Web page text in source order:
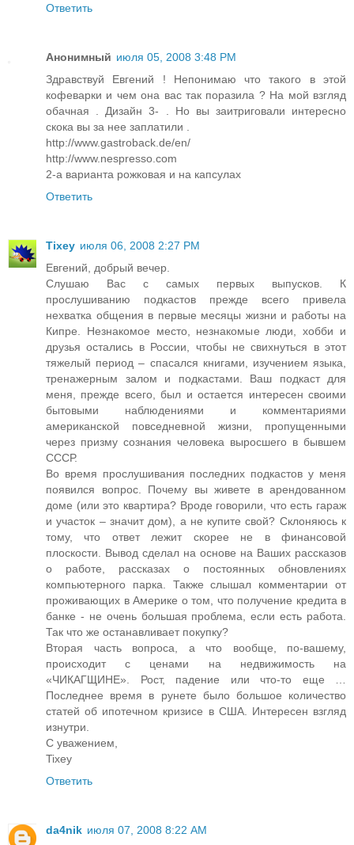
Ответить
Анонимный июля 05, 2008 3:48 PM
Здравствуй Евгений ! Непонимаю что такого в этой
кофеварки и чем она вас так поразила ? На мой взгляд
обачная . Дизайн 3- . Но вы заитриговали интересно
скока вы за нее заплатили .
http://www.gastroback.de/en/
http://www.nespresso.com
2-а варианта рожковая и на капсулах
Ответить
Tixey июля 06, 2008 2:27 PM
Евгений, добрый вечер.
Слушаю Вас с самых первых выпусков. К
прослушиванию подкастов прежде всего привела
нехватка общения в первые месяцы жизни и работы на
Кипре. Незнакомое место, незнакомые люди, хобби и
друзья остались в России, чтобы не свихнуться в этот
тяжелый период – спасался книгами, изучением языка,
тренажерным залом и подкастами. Ваш подкаст для
меня, прежде всего, был и остается интересен своими
бытовыми наблюдениями и комментариями
американской повседневной жизни, пропущенными
через призму сознания человека выросшего в бывшем
СССР.
Во время прослушивания последних подкастов у меня
появился вопрос. Почему вы живете в арендованном
доме (или это квартира? Вроде говорили, что есть гараж
и участок – значит дом), а не купите свой? Склоняюсь к
тому, что ответ лежит скорее не в финансовой
плоскости. Вывод сделал на основе на Ваших рассказов
о работе, рассказах о постоянных обновлениях
компьютерного парка. Также слышал комментарии от
проживающих в Америке о том, что получение кредита в
банке - не очень большая проблема, если есть работа.
Так что же останавливает покупку?
Вторая часть вопроса, а что вообще, по-вашему,
происходит с ценами на недвижимость на
«ЧИКАГЩИНЕ». Рост, падение или что-то еще …
Последнее время в рунете было большое количество
статей об ипотечном кризисе в США. Интересен взгляд
изнутри.
С уважением,
Tixey
Ответить
da4nik июля 07, 2008 8:22 AM